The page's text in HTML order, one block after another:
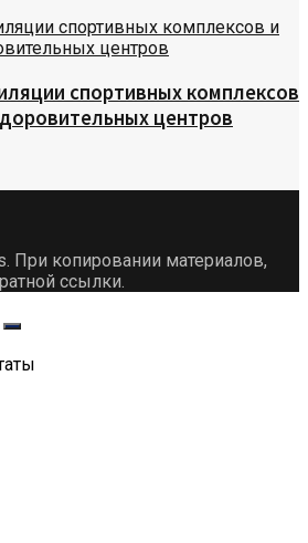
спортивных комплексов
центров
При копировании материалов,
ссылки.